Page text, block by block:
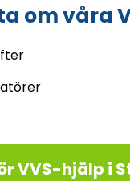
om våra
VVS-hjälp i